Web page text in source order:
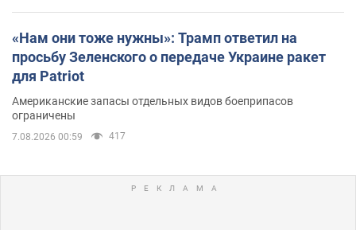
«Нам они тоже нужны»: Трамп ответил на
просьбу Зеленского о передаче Украине ракет
для Patriot
Американские запасы отдельных видов боеприпасов
ограничены
7.08.2026 00:59 417